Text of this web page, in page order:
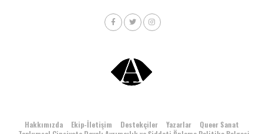
Hakkımızda Ekip-İletişim Destekçiler Yazarlar
Queer Sanat